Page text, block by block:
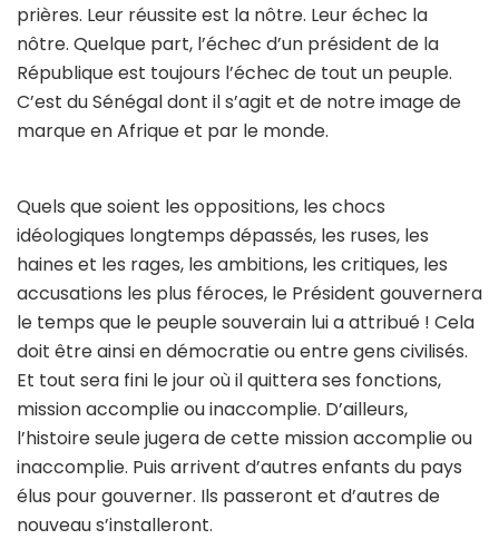
prières. Leur réussite est la nôtre. Leur échec la
nôtre. Quelque part, l’échec d’un président de la
République est toujours l’échec de tout un peuple.
C’est du Sénégal dont il s’agit et de notre image de
marque en Afrique et par le monde.
Quels que soient les oppositions, les chocs
idéologiques longtemps dépassés, les ruses, les
haines et les rages, les ambitions, les critiques, les
accusations les plus féroces, le Président gouvernera
le temps que le peuple souverain lui a attribué ! Cela
doit être ainsi en démocratie ou entre gens civilisés.
Et tout sera fini le jour où il quittera ses fonctions,
mission accomplie ou inaccomplie. D’ailleurs,
l’histoire seule jugera de cette mission accomplie ou
inaccomplie. Puis arrivent d’autres enfants du pays
élus pour gouverner. Ils passeront et d’autres de
nouveau s’installeront.